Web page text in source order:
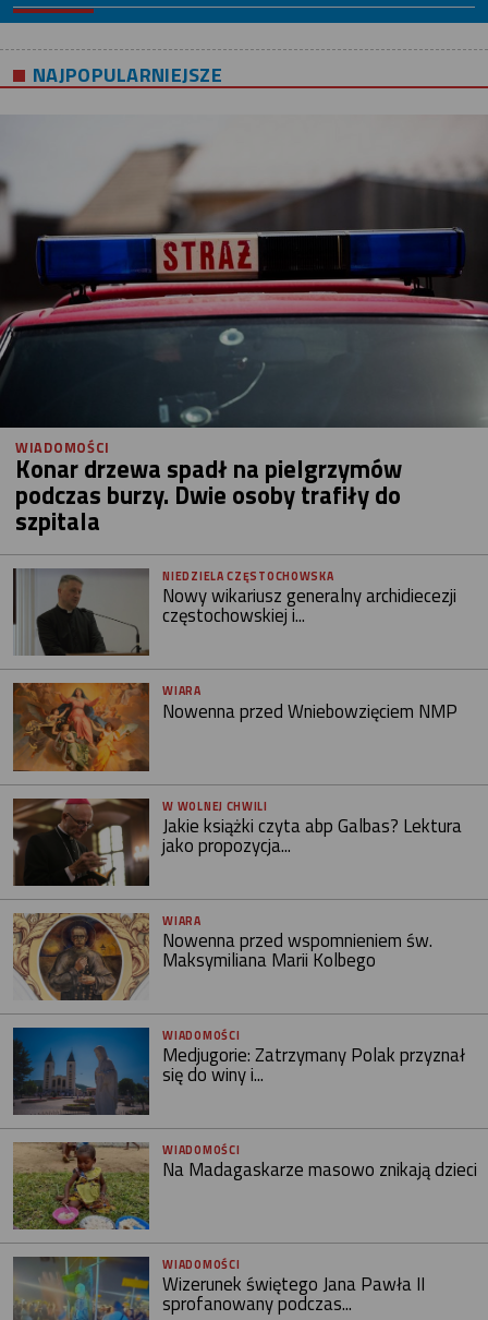
NAJPOPULARNIEJSZE
WIADOMOŚCI
Konar drzewa spadł na pielgrzymów
podczas burzy. Dwie osoby trafiły do
szpitala
NIEDZIELA CZĘSTOCHOWSKA
Nowy wikariusz generalny archidiecezji
częstochowskiej i...
WIARA
Nowenna przed Wniebowzięciem NMP
W WOLNEJ CHWILI
Jakie książki czyta abp Galbas? Lektura
jako propozycja...
WIARA
Nowenna przed wspomnieniem św.
Maksymiliana Marii Kolbego
WIADOMOŚCI
Medjugorie: Zatrzymany Polak przyznał
się do winy i...
WIADOMOŚCI
Na Madagaskarze masowo znikają dzieci
WIADOMOŚCI
Wizerunek świętego Jana Pawła II
sprofanowany podczas...